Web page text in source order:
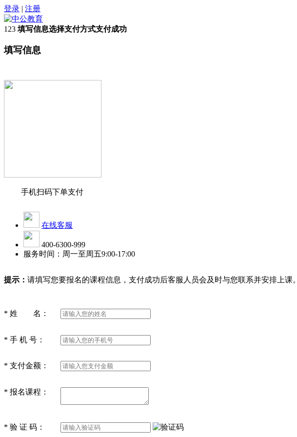
登录 | 注册
1 23 填写信息选择支付方式支付成功
填写信息
手机扫码下单支付
在线客服
400-6300-999
服务时间：周一至周五9:00-17:00
提示： 请填写您要报名的课程信息，支付成功后客服人员会及时与您联系并安排上课。
* 姓 名：
* 手 机 号：
* 支付金额：
* 报名课程：
* 验 证 码：